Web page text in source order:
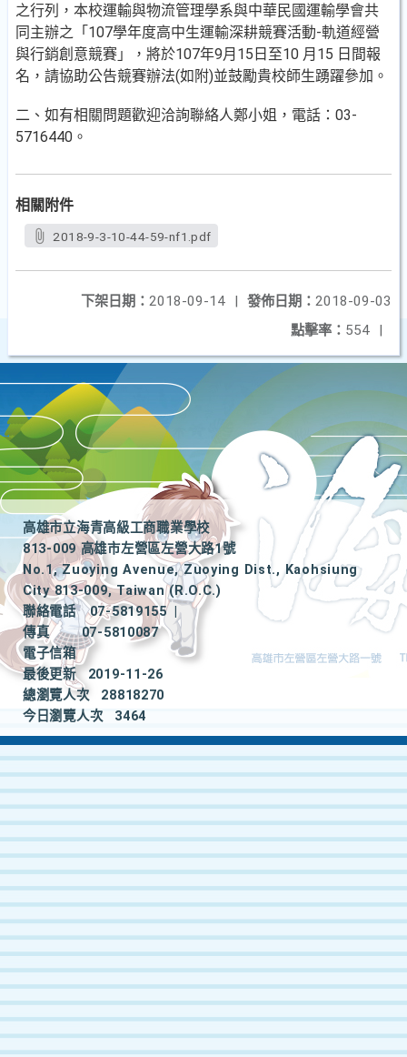
之行列，本校運輸與物流管理學系與中華民國運輸學會共
同主辦之「107學年度高中生運輸深耕競賽活動-軌道經營
與行銷創意競賽」，將於107年9月15日至10 月15 日間報
名，請協助公告競賽辦法(如附)並鼓勵貴校師生踴躍參加。
二、如有相關問題歡迎洽詢聯絡人鄭小姐，電話：03-
5716440。
相關附件
2018-9-3-10-44-59-nf1.pdf
發佈日期： 2018-09-03
下架日期： 2018-09-14
|
點擊率： 554 |
高雄市立海青高級工商職業學校
813-009 高雄市左營區左營大路1號
No.1, Zuoying Avenue, Zuoying Dist., Kaohsiung
City 813-009, Taiwan (R.O.C.)
聯絡電話
07-5819155
|
傳真
07-5810087
電子信箱
最後更新
2019-11-26
總瀏覽人次
28818270
今日瀏覽人次
3464